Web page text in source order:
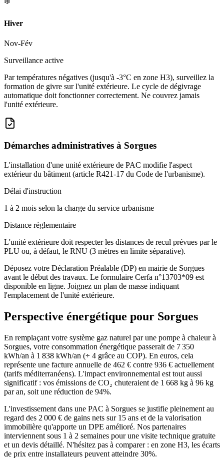
Hiver
Nov-Fév
Surveillance active
Par températures négatives (jusqu'à -3°C en zone H3), surveillez la
formation de givre sur l'unité extérieure. Le cycle de dégivrage
automatique doit fonctionner correctement. Ne couvrez jamais
l'unité extérieure.
Démarches administratives à Sorgues
L'installation d'une unité extérieure de PAC modifie l'aspect
extérieur du bâtiment (article R421-17 du Code de l'urbanisme).
Délai d'instruction
1 à 2 mois selon la charge du service urbanisme
Distance réglementaire
L'unité extérieure doit respecter les distances de recul prévues par le
PLU ou, à défaut, le RNU (3 mètres en limite séparative).
Déposez votre Déclaration Préalable (DP) en mairie de Sorgues
avant le début des travaux. Le formulaire Cerfa n°13703*09 est
disponible en ligne. Joignez un plan de masse indiquant
l'emplacement de l'unité extérieure.
Perspective énergétique pour Sorgues
En remplaçant votre système gaz naturel par une pompe à chaleur à
Sorgues, votre consommation énergétique passerait de 7 350
kWh/an à 1 838 kWh/an (÷ 4 grâce au COP). En euros, cela
représente une facture annuelle de 462 € contre 936 € actuellement
(tarifs méditerranéens). L'impact environnemental est tout aussi
significatif : vos émissions de CO₂ chuteraient de 1 668 kg à 96 kg
par an, soit une réduction de 94%.
L'investissement dans une PAC à Sorgues se justifie pleinement au
regard des 2 000 € de gains nets sur 15 ans et de la valorisation
immobilière qu'apporte un DPE amélioré. Nos partenaires
interviennent sous 1 à 2 semaines pour une visite technique gratuite
et un devis détaillé. N'hésitez pas à comparer : en zone H3, les écarts
de prix entre installateurs peuvent atteindre 30%.